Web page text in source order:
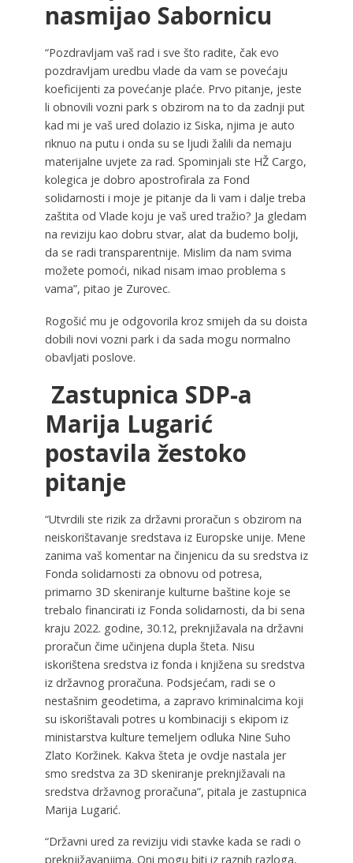
nasmijao Sabornicu
“Pozdravljam vaš rad i sve što radite, čak evo
pozdravljam uredbu vlade da vam se povećaju
koeficijenti za povećanje plaće. Prvo pitanje, jeste
li obnovili vozni park s obzirom na to da zadnji put
kad mi je vaš ured dolazio iz Siska, njima je auto
riknuo na putu i onda su se ljudi žalili da nemaju
materijalne uvjete za rad. Spominjali ste HŽ Cargo,
kolegica je dobro apostrofirala za Fond
solidarnosti i moje je pitanje da li vam i dalje treba
zaštita od Vlade koju je vaš ured tražio? Ja gledam
na reviziju kao dobru stvar, alat da budemo bolji,
da se radi transparentnije. Mislim da nam svima
možete pomoći, nikad nisam imao problema s
vama”, pitao je Zurovec.
Rogošić mu je odgovorila kroz smijeh da su doista
dobili novi vozni park i da sada mogu normalno
obavljati poslove.
Zastupnica SDP-a
Marija Lugarić
postavila žestoko
pitanje
“Utvrdili ste rizik za državni proračun s obzirom na
neiskorištavanje sredstava iz Europske unije. Mene
zanima vaš komentar na činjenicu da su sredstva iz
Fonda solidarnosti za obnovu od potresa,
primarno 3D skeniranje kulturne baštine koje se
trebalo financirati iz Fonda solidarnosti, da bi sena
kraju 2022. godine, 30.12, preknjižavala na državni
proračun čime učinjena dupla šteta. Nisu
iskorištena sredstva iz fonda i knjižena su sredstva
iz državnog proračuna. Podsjećam, radi se o
nestašnim geodetima, a zapravo kriminalcima koji
su iskorištavali potres u kombinaciji s ekipom iz
ministarstva kulture temeljem odluka Nine Suho
Zlato Koržinek. Kakva šteta je ovdje nastala jer
smo sredstva za 3D skeniranje preknjižavali na
sredstva državnog proračuna”, pitala je zastupnica
Marija Lugarić.
“Državni ured za reviziju vidi stavke kada se radi o
preknjižavanjima. Oni mogu biti iz raznih razloga,